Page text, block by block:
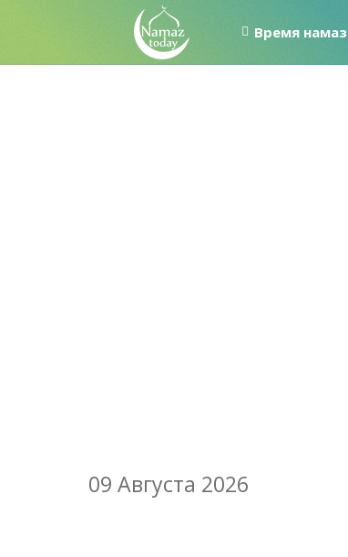
Время
09 Августа 2026